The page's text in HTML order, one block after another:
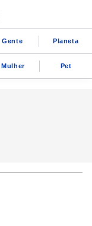
Gente Planeta
Mulher Pet